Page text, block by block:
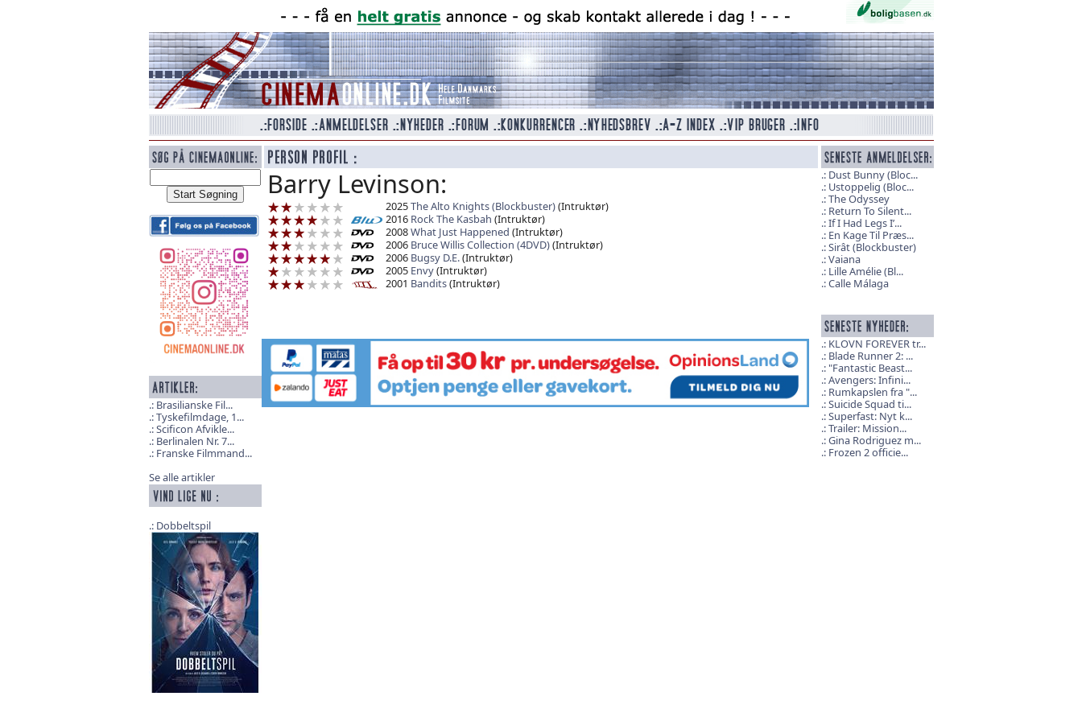
Brasilianske Fil...
Tyskefilmdage, 1...
Scificon Afvikle...
Berlinalen Nr. 7...
Franske Filmmand...
Se alle artikler
Dobbeltspil
Barry Levinson:
2025The Alto Knights (Blockbuster)(Intruktør)
2016 Rock The Kasbah (Intruktør)
2008What Just Happened (Intruktør)
2006 Bruce Willis Collection (4DVD)(Intruktør)
2006 Bugsy D.E.(Intruktør)
2005 Envy(Intruktør)
2001 Bandits(Intruktør)
Dust Bunny (Bloc...
Ustoppelig (Bloc...
The Odyssey
Return To Silent...
If I Had Legs I’...
En Kage Til Præs...
Sirât (Blockbuster)
Vaiana
Lille Amélie (Bl...
Calle Málaga
KLOVN FOREVER tr...
Blade Runner 2: ...
"Fantastic Beast...
Avengers: Infini...
Rumkapslen fra "...
Suicide Squad ti...
Superfast: Nyt k...
Trailer: Mission...
Gina Rodriguez m...
Frozen 2 officie...